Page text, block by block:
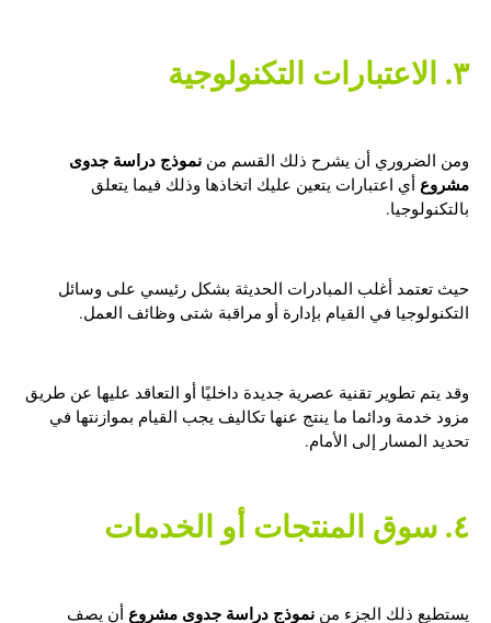
ومن الضروري أن يشرح ذلك القسم مننموذج دراسة جدوى
مشروع أي اعتبارات يتعين عليك اتخاذها وذلك فيما يتعلق
بالتكنولوجيا.
حيث تعتمد أغلب المبادرات الحديثة بشكل رئيسي على وسائل
التكنولوجيا في القيام بإدارة أو مراقبة شتى وظائف العمل.
وقد يتم تطوير تقنية عصرية جديدة داخليًا أو التعاقد عليها عن طريق
مزود خدمة ودائما ما ينتج عنها تكاليف يجب القيام بموازنتها في
تحديد المسار إلى الأمام.
يستطيع ذلك الجزء مننموذج دراسة جدوى مشروع أن يصف